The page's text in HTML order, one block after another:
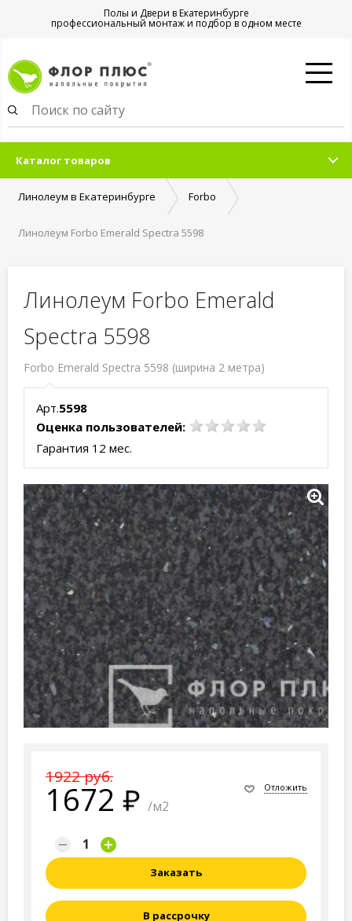
Полы и Двери в Екатеринбурге
профессиональный монтаж и подбор в одном месте
Каталог товаров
Линолеум в Екатеринбурге Forbo
Линолеум Forbo Emerald Spectra 5598
Линолеум Forbo Emerald
Spectra 5598
Forbo Emerald Spectra 5598 (ширина 2 метра)
Арт.5598
Оценка пользователей:
Гарантия 12 мес.
1922 руб.
1672 /м2
Отложить
Заказать
В рассрочку